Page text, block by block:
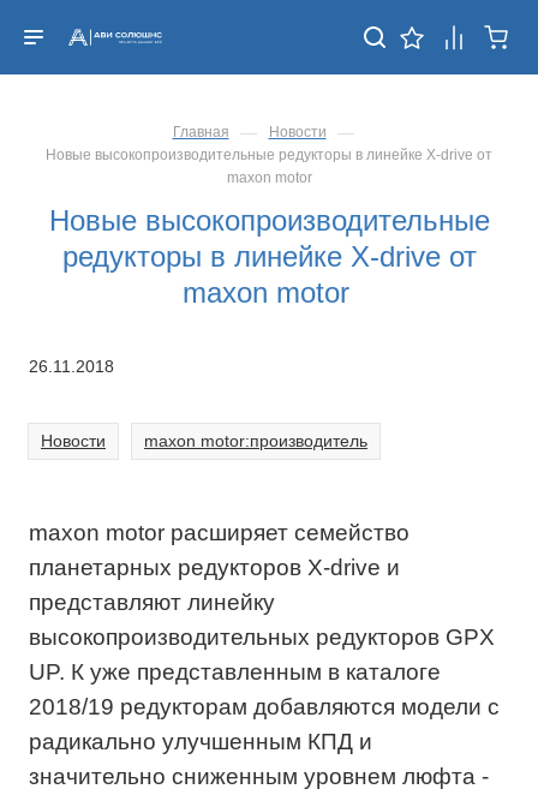
Главная — Новости —
Новые высокопроизводительные редукторы в линейке X-drive от
maxon motor
Новые высокопроизводительные
редукторы в линейке X-drive от
maxon motor
26.11.2018
Новости maxon motor:производитель
maxon motor расширяет семейство
планетарных редукторов X-drive и
представляют линейку
высокопроизводительных редукторов GPX
UP. К уже представленным в каталоге
2018/19 редукторам добавляются модели с
радикально улучшенным КПД и
значительно сниженным уровнем люфта -